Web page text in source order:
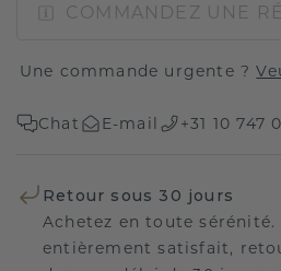
COMMANDEZ UNE
Une commande urgente ?
Chat E-mail +31 10 747
Retour sous 30 jours
Achetez en toute sérénité.
entièrement satisfait,